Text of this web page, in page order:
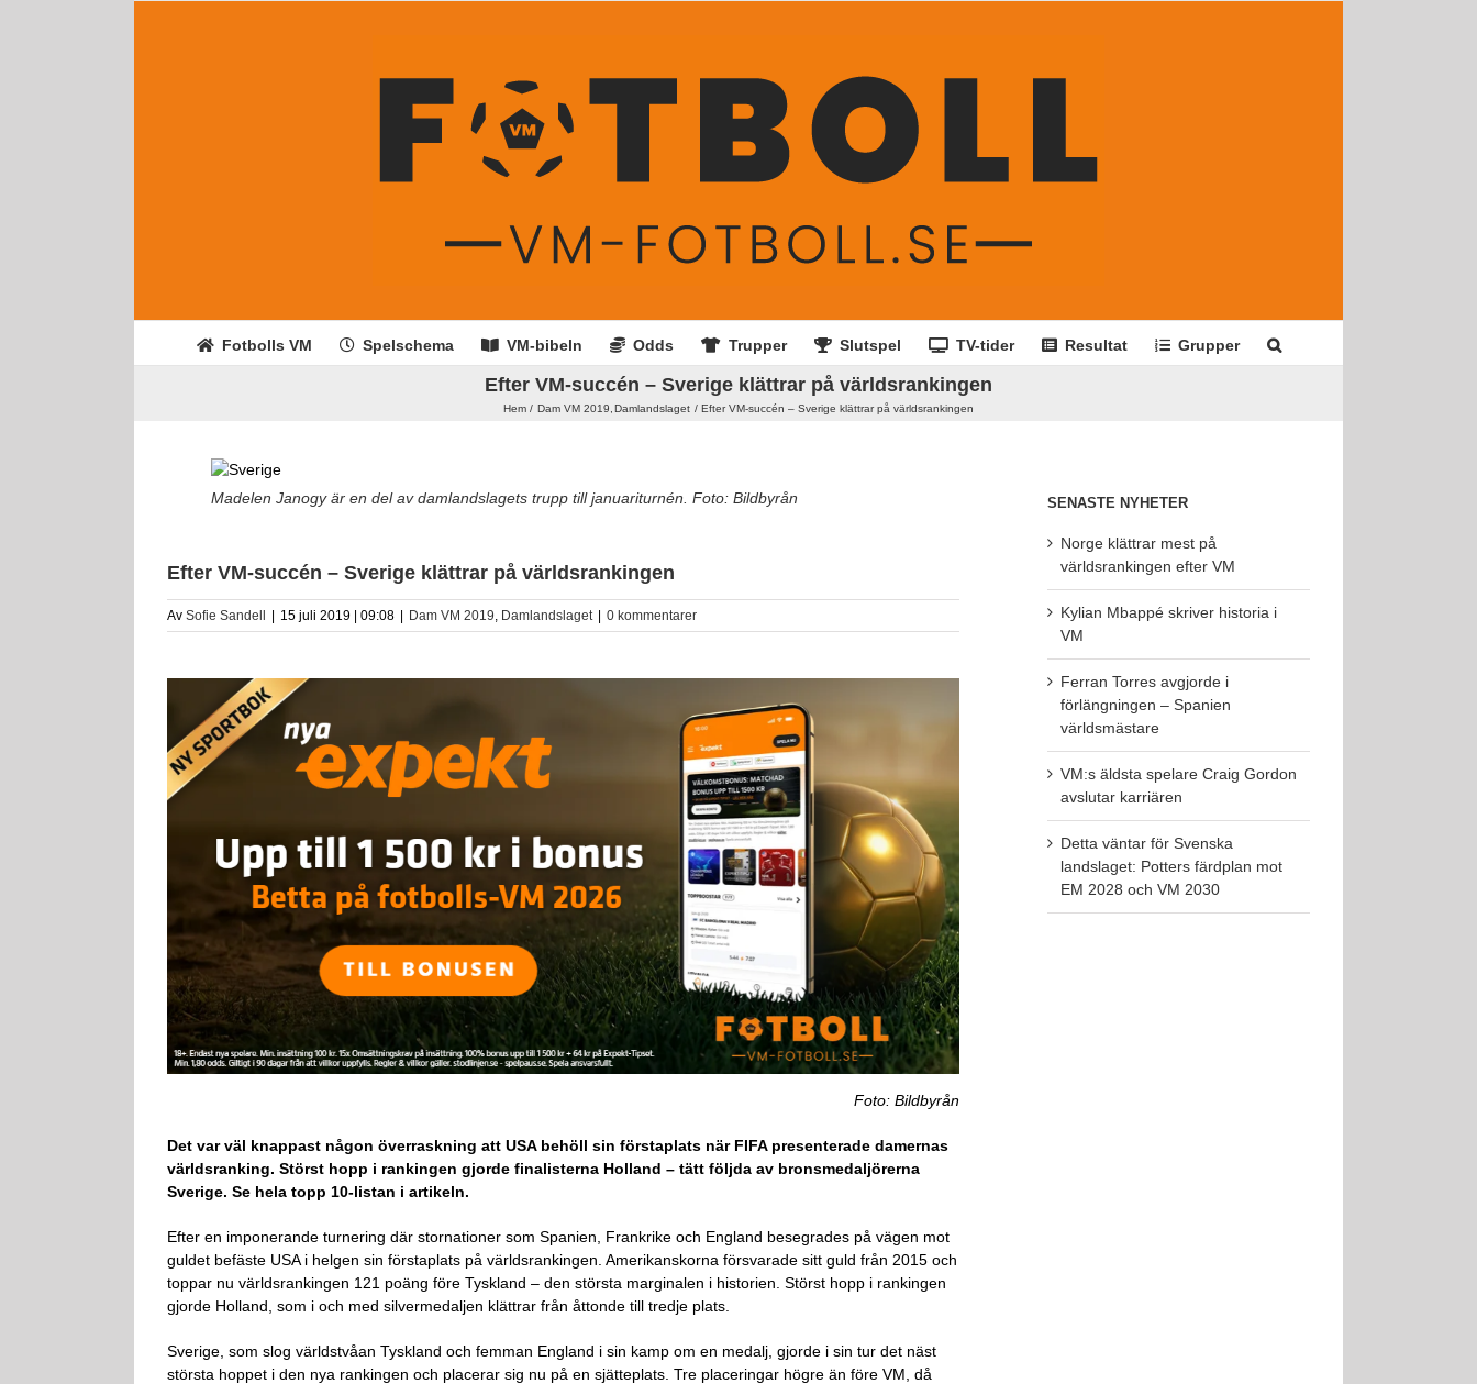
Fotbolls VM Spelschema VM-bibeln Odds Trupper Slutspel TV-tider Resultat Grupper
Efter VM-succén – Sverige klättrar på världsrankingen
Hem Dam VM 2019 Damlandslaget Efter VM-succén – Sverige klättrar på världsrankingen
Madelen Janogy är en del av damlandslagets trupp till januariturnén. Foto: Bildbyrån
Efter VM-succén – Sverige klättrar på världsrankingen
Av Sofie Sandell 15 juli 2019 | 09:08 Dam VM 2019, Damlandslaget 0 kommentarer
Foto: Bildbyrån
Det var väl knappast någon överraskning att USA behöll sin förstaplats när FIFA presenterade damernas
världsranking. Störst hopp i rankingen gjorde finalisterna Holland – tätt följda av bronsmedaljörerna
Sverige. Se hela topp 10-listan i artikeln.
Efter en imponerande turnering där stornationer som Spanien, Frankrike och England besegrades på vägen mot
guldet befäste USA i helgen sin förstaplats på världsrankingen. Amerikanskorna försvarade sitt guld från 2015 och
toppar nu världsrankingen 121 poäng före Tyskland – den största marginalen i historien. Störst hopp i rankingen
gjorde Holland, som i och med silvermedaljen klättrar från åttonde till tredje plats.
Sverige, som slog världstvåan Tyskland och femman England i sin kamp om en medalj, gjorde i sin tur det näst
största hoppet i den nya rankingen och placerar sig nu på en sjätteplats. Tre placeringar högre än före VM, då
SENASTE NYHETER
Norge klättrar mest på
världsrankingen efter VM
Kylian Mbappé skriver historia i
VM
Ferran Torres avgjorde i
förlängningen – Spanien
världsmästare
VM:s äldsta spelare Craig Gordon
avslutar karriären
Detta väntar för Svenska
landslaget: Potters färdplan mot
EM 2028 och VM 2030